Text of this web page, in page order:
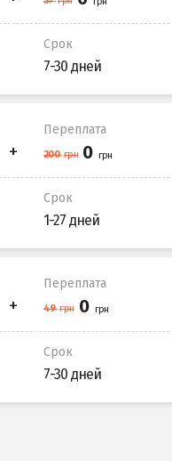
Срок
7-30 дней
Переплата
Срок
1-27 дней
Переплата
Срок
7-30 дней